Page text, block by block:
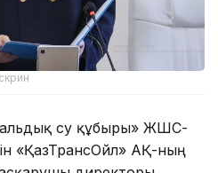
су құбыры» ЖШС-
«ҚазТрансОйл» АҚ-ның